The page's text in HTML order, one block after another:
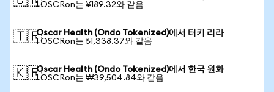
1 OSCRon는 ¥189.32와 같음
🇹🇷Oscar Health (Ondo Tokenized)에서 터키 리라
1 OSCRon는 ₺1,338.37와 같음
🇰🇷Oscar Health (Ondo Tokenized)에서 한국 원화
1 OSCRon는 ₩39,504.84와 같음